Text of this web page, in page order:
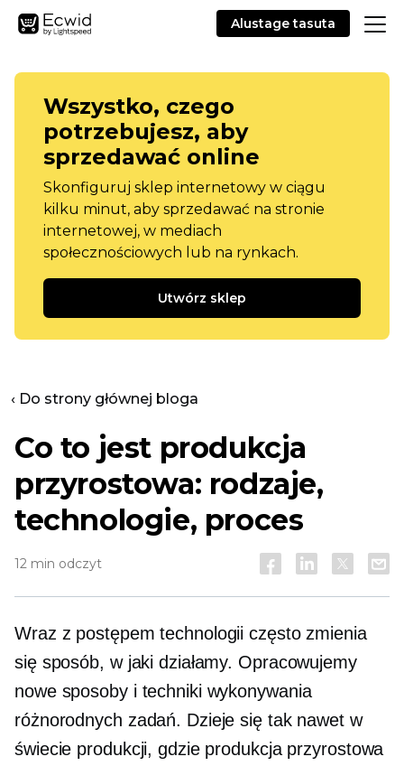
Alustage tasuta
Wszystko, czego
potrzebujesz, aby
sprzedawać online
Skonfiguruj sklep internetowy w ciągu
kilku minut, aby sprzedawać na stronie
internetowej, w mediach
społecznościowych lub na rynkach.
Utwórz sklep
‹ Do strony głównej bloga
Co to jest produkcja
przyrostowa: rodzaje,
technologie, proces
12 min odczyt
Wraz z postępem technologii często zmienia
się sposób, w jaki działamy. Opracowujemy
nowe sposoby i techniki wykonywania
różnorodnych zadań. Dzieje się tak nawet w
świecie produkcji, gdzie produkcja przyrostowa